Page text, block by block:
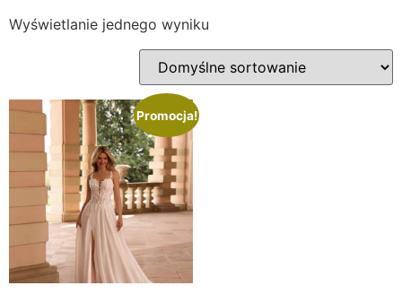
Wyświetlanie jednego wyniku
Promocja!